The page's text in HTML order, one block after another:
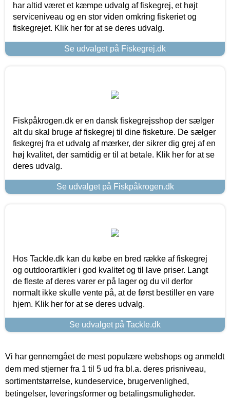
har altid været et kæmpe udvalg af fiskegrej, et højt
serviceniveau og en stor viden omkring fiskeriet og
fiskegrejet. Klik her for at se deres udvalg.
Se udvalget på Fiskegrej.dk
Fiskpåkrogen.dk er en dansk fiskegrejsshop der sælger
alt du skal bruge af fiskegrej til dine fisketure. De sælger
fiskegrej fra et udvalg af mærker, der sikrer dig grej af en
høj kvalitet, der samtidig er til at betale. Klik her for at se
deres udvalg.
Se udvalget på Fiskpåkrogen.dk
Hos Tackle.dk kan du købe en bred række af fiskegrej
og outdoorartikler i god kvalitet og til lave priser. Langt
de fleste af deres varer er på lager og du vil derfor
normalt ikke skulle vente på, at de først bestiller en vare
hjem. Klik her for at se deres udvalg.
Se udvalget på Tackle.dk
Vi har gennemgået de mest populære webshops og anmeldt
dem med stjerner fra 1 til 5 ud fra bl.a. deres prisniveau,
sortimentstørrelse, kundeservice, brugervenlighed,
betingelser, leveringsformer og betalingsmuligheder.